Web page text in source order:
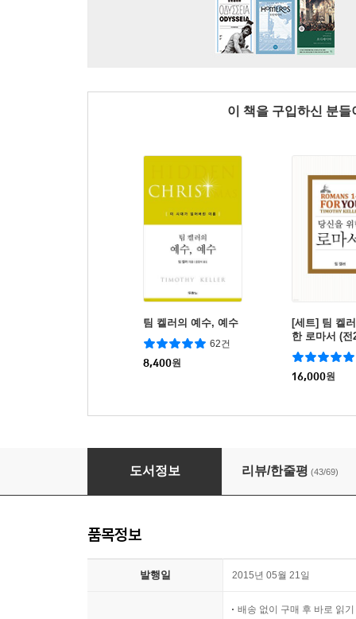
이 책을 구입하신 분
팀 켈러의 예수, 예수
62건
8,400원
[세트] 팀 켈
한 로마서 (전
16,000원
팀 켈러의 기도
도서정보 리뷰/한줄평 (43/69)
품목정보
발행일 2015년 05월 21일
배송 없이 구매 후 바로 읽기